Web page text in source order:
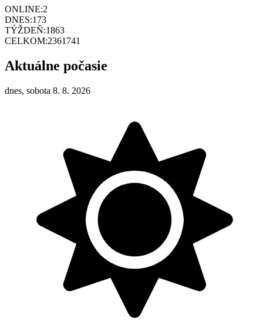
ONLINE:2
DNES:173
TÝŽDEŇ:1863
CELKOM:2361741
Aktuálne počasie
dnes, sobota 8. 8. 2026